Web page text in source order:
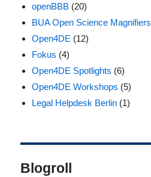
openBBB (20)
BUA Open Science Magnifiers
Open4DE (12)
Fokus (4)
Open4DE Spotlights (6)
Open4DE Workshops (5)
Legal Helpdesk Berlin (1)
Blogroll